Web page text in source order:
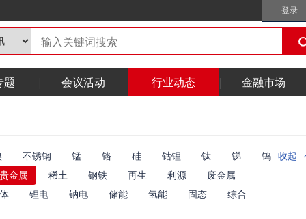
登录
题 会议活动 行业动态 金融市场
不锈钢 锰 铬 硅 钴锂 钛 锑
钨
贵金属
稀土 钢铁 再生 利源
废金属
锂电 钠电 储能 氢能 固态 综合
收起